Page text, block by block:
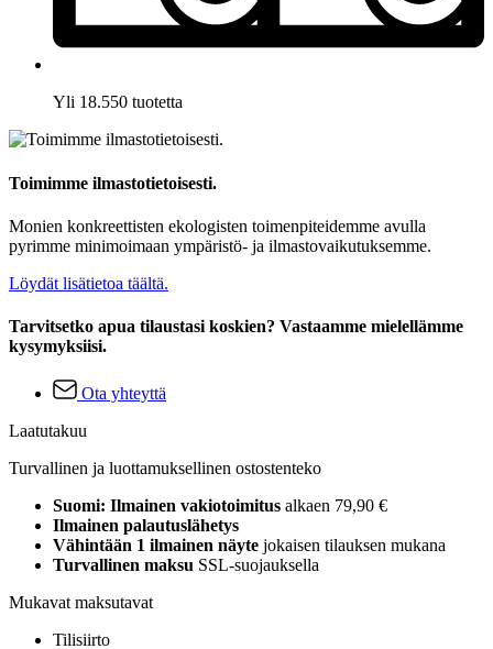
Yli 18.550 tuotetta
Toimimme ilmastotietoisesti.
Monien konkreettisten ekologisten toimenpiteidemme avulla
pyrimme minimoimaan ympäristö- ja ilmastovaikutuksemme.
Löydät lisätietoa täältä.
Tarvitsetko apua tilaustasi koskien? Vastaamme mielellämme
kysymyksiisi.
Ota yhteyttä
Laatutakuu
Turvallinen ja luottamuksellinen ostostenteko
Suomi: Ilmainen vakiotoimitus alkaen 79,90 €
Ilmainen palautuslähetys
Vähintään 1 ilmainen näyte jokaisen tilauksen mukana
Turvallinen maksu SSL-suojauksella
Mukavat maksutavat
Tilisiirto